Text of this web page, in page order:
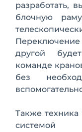
разработать,
блочную
Переключение
другой
команде
без
Также техника